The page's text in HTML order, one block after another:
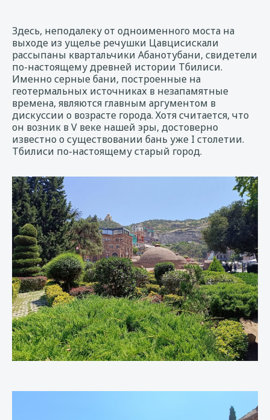
Здесь, неподалеку от одноименного моста на
выходе из ущелье речушки Цавцисискали
рассыпаны квартальчики Абанотубани, свидетели
по-настоящему древней истории Тбилиси.
Именно серные бани, построенные на
геотермальных источниках в незапамятные
времена, являются главным аргументом в
дискуссии о возрасте города. Хотя считается, что
он возник в V веке нашей эры, достоверно
известно о существовании бань уже I столетии.
Тбилиси по-настоящему старый город.